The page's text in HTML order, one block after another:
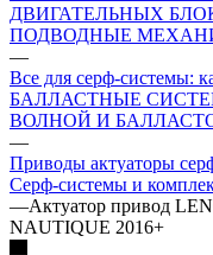
ДВИГАТЕЛЬНЫХ
ПОДВОДНЫЕ
—
Все для серф-системы:
БАЛЛАСТНЫЕ
ВОЛНОЙ И
—
Приводы актуаторы
Серф-системы и
—Актуатор привод
NAUTIQUE 2016+